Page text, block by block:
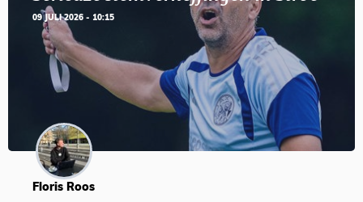
09 JULI 2026 - 10:15
Floris Roos